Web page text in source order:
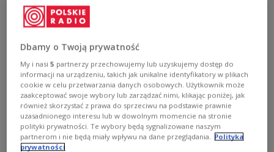
Dane z wieloletnich obserwacji satelitarnych NASA
pokazują wyraźny wzrost jasności Ziemi w nocy, przy
Globalna emisja światła nocnego zwiększyła się o 34
proc., ale część obszarów uległa przyciemnieniu.
Zobacz więcej na temat:NASA ŚWIAT Ziemia NAUKA
badanie
Dbamy o Twoją prywatność
My i nasi5 partnerzy przechowujemy lub uzyskujemy dostęp do
informacji na urządzeniu, takich jak unikalne identyfikatory w plikach
cookie w celu przetwarzania danych osobowych. Użytkownik może
zaakceptować swoje wybory lub zarządzać nimi, klikając poniżej, jak
również skorzystać z prawa do sprzeciwu na podstawie prawnie
uzasadnionego interesu lub w dowolnym momencie na stronie
polityki prywatności. Te wybory będą sygnalizowane naszym
partnerom i nie będą miały wpływu na dane przeglądania.
Polityka
prywatności